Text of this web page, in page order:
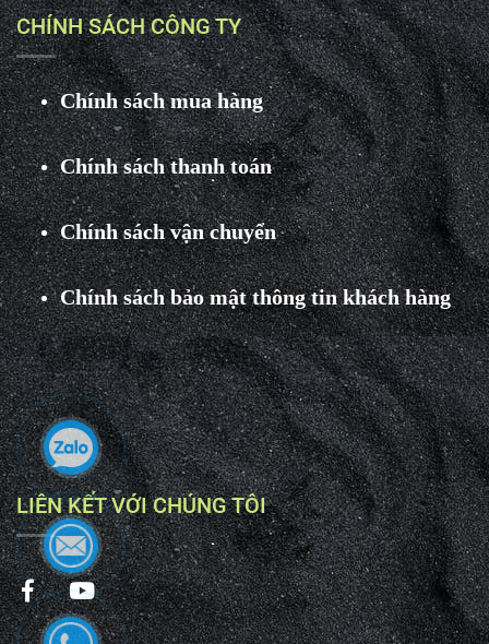
CHÍNH SÁCH CÔNG TY
Chính sách mua hàng
Chính sách thanh toán
Chính sách vận chuyển
Chính sách bảo mật thông tin khách hàng
LIÊN KẾT VỚI CHÚNG TÔI